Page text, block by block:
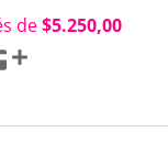
de$5.250,00